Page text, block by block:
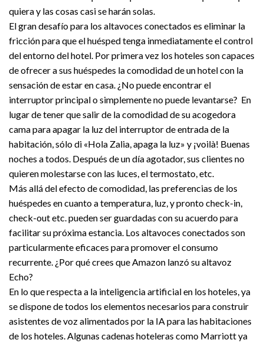
quiera y las cosas casi se harán solas.
El gran desafío para los altavoces conectados es eliminar la
fricción para que el huésped tenga inmediatamente el control
del entorno del hotel. Por primera vez los hoteles son capaces
de ofrecer a sus huéspedes la comodidad de un hotel con la
sensación de estar en casa. ¿No puede encontrar el
interruptor principal o simplemente no puede levantarse? En
lugar de tener que salir de la comodidad de su acogedora
cama para apagar la luz del interruptor de entrada de la
habitación, sólo di «Hola Zalia, apaga la luz» y ¡voilà! Buenas
noches a todos. Después de un día agotador, sus clientes no
quieren molestarse con las luces, el termostato, etc.
Más allá del efecto de comodidad, las preferencias de los
huéspedes en cuanto a temperatura, luz, y pronto check-in,
check-out etc. pueden ser guardadas con su acuerdo para
facilitar su próxima estancia. Los altavoces conectados son
particularmente eficaces para promover el consumo
recurrente. ¿Por qué crees que Amazon lanzó su altavoz
Echo?
En lo que respecta a la inteligencia artificial en los hoteles, ya
se dispone de todos los elementos necesarios para construir
asistentes de voz alimentados por la IA para las habitaciones
de los hoteles. Algunas cadenas hoteleras como Marriott ya